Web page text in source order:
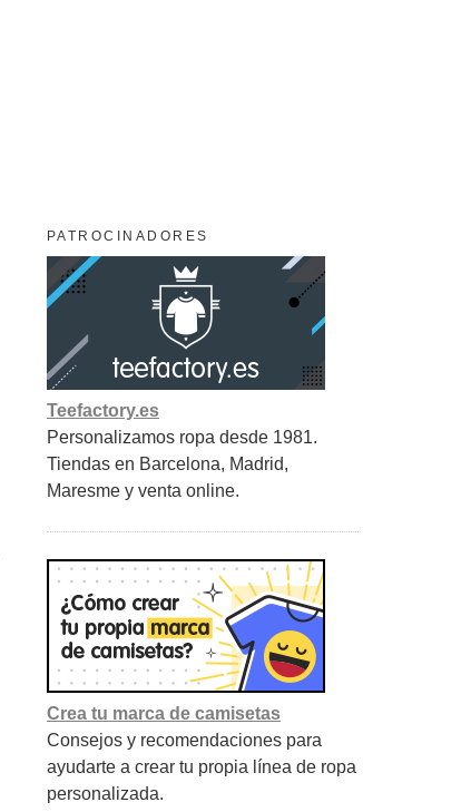
PATROCINADORES
Teefactory.es
Personalizamos ropa desde 1981.
Tiendas en Barcelona, Madrid,
Maresme y venta online.
Crea tu marca de camisetas
Consejos y recomendaciones para
ayudarte a crear tu propia línea de ropa
personalizada.